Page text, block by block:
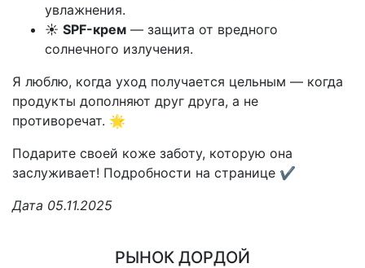
увлажнения.
☀️ SPF-крем — защита от вредного
солнечного излучения.
Я люблю, когда уход получается цельным — когда
продукты дополняют друг друга, а не
противоречат. 🌟
Подарите своей коже заботу, которую она
заслуживает! Подробности на странице ✔️
Дата 05.11.2025
РЫНОК ДОРДОЙ